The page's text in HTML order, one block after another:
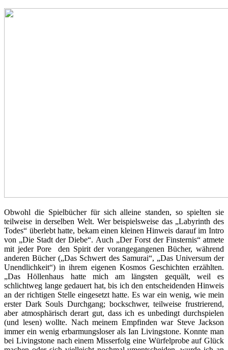
Obwohl die Spielbücher für sich alleine standen, so spielten sie
teilweise in derselben Welt. Wer beispielsweise das „Labyrinth des
Todes“ überlebt hatte, bekam einen kleinen Hinweis darauf im Intro
von „Die Stadt der Diebe“. Auch „Der Forst der Finsternis“ atmete
mit jeder Pore
den Spirit der vorangegangenen Bücher, während
anderen Bücher („Das Schwert des Samurai“, „Das Universum der
Unendlichkeit“) in ihrem eigenen Kosmos Geschichten erzählten.
„Das Höllenhaus hatte mich am längsten gequält, weil es
schlichtweg lange gedauert hat, bis ich den entscheidenden Hinweis
an der richtigen Stelle eingesetzt hatte. Es war ein wenig, wie mein
erster Dark Souls Durchgang; bockschwer, teilweise frustrierend,
aber atmosphärisch derart gut, dass ich es unbedingt durchspielen
(und lesen) wollte. Nach meinem Empfinden war Steve Jackson
immer ein wenig erbarmungsloser als Ian Livingstone. Konnte man
bei Livingstone nach einem Misserfolg eine Würfelprobe auf Glück